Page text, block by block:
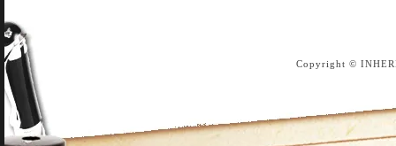
Copyright ©